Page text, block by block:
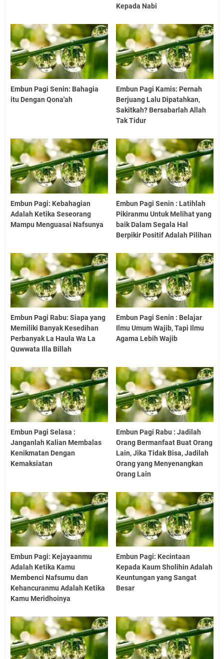
Kepada Nabi
Embun Pagi Senin: Bahagia
itu Dengan Qona'ah
Embun Pagi Kamis: Pernah
Berjuang Lalu Dipatahkan,
Sakitkah? Bersabarlah Allah
Tak Tidur
Embun Pagi: Kebahagian
Adalah Ketika Seseorang
Mampu Menguasai Nafsunya
Embun Pagi Senin : Latihlah
Pikiranmu Untuk Melihat yang
baik Dalam Segala Hal
Berpikir Positif Adalah Pilihan
Embun Pagi Rabu: Siapa yang
Memiliki Banyak Kesedihan
Perbanyak La Haula Wa La
Quwwata Illa Billah
Embun Pagi Senin : Belajar
Ilmu Umum Wajib, Tapi Ilmu
Agama Lebih Wajib
Embun Pagi Selasa :
Janganlah Kalian Membalas
Kenikmatan Dengan
Kemaksiatan
Embun Pagi Rabu : Jadilah
Orang Bermanfaat Buat Orang
Lain, Jika Tidak Bisa, Jadilah
Orang yang Menyenangkan
Orang Lain
Embun Pagi: Kejayaanmu
Adalah Ketika Kamu
Membenci Nafsumu dan
Kehancuranmu Adalah Ketika
Kamu Meridhoinya
Embun Pagi: Kecintaan
Kepada Kaum Sholihin Adalah
Keuntungan yang Sangat
Besar